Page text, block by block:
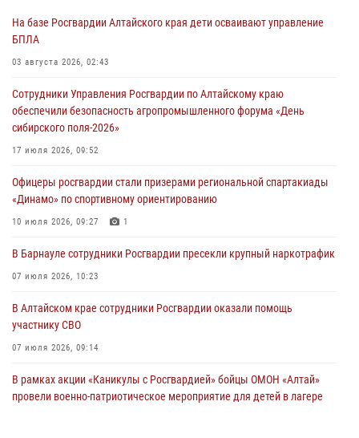
На базе Росгвардии Алтайского края дети осваивают управление
БПЛА
03 августа 2026, 02:43
Сотрудники Управления Росгвардии по Алтайскому краю
обеспечили безопасность агропромышленного форума «День
сибирского поля-2026»
17 июля 2026, 09:52
Офицеры росгвардии стали призерами региональной спартакиады
«Динамо» по спортивному ориентированию
10 июля 2026, 09:27 1
В Барнауле сотрудники Росгвардии пресекли крупный наркотрафик
07 июля 2026, 10:23
В Алтайском крае сотрудники Росгвардии оказали помощь
участнику СВО
07 июля 2026, 09:14
В рамках акции «Каникулы с Росгвардией» бойцы ОМОН «Алтай»
провели военно-патриотическое мероприятие для детей в лагере